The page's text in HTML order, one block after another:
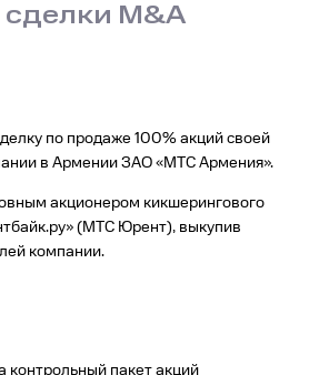
M&A
по продаже 100% акций своей
в Армении ЗАО «МТС Армения».
акционером кикшерингового
(МТС Юрент), выкупив
компании.
контрольный пакет акций